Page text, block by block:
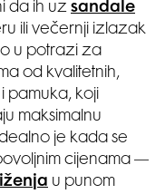
da ih uz sandale
ili večernji izlazak
u potrazi za
od kvalitetnih,
pamuka, koji
maksimalnu
je kada se
cijenama —
u punom